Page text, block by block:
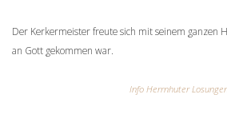
Der Kerkermeister freute sich mit seinem ganzen
an Gott gekommen war.
Info Herrnhuter